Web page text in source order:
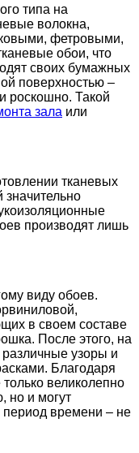
типа на
волокна,
фетровыми,
обои, что
своих бумажных
поверхностью –
роскошно. Такой
зала или
тканевых
производят лишь
виду обоев.
в своем составе
После этого, на
узоры и
Благодаря
великолепно
но и могут
период времени – не